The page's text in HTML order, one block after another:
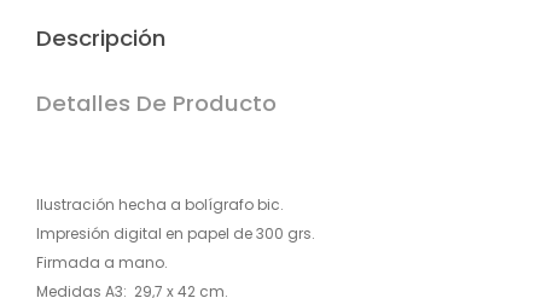
Descripción
Detalles De Producto
Ilustración hecha a bolígrafo bic.
Impresión digital en papel de 300 grs.
Firmada a mano.
Medidas A3: 29,7 x 42 cm.